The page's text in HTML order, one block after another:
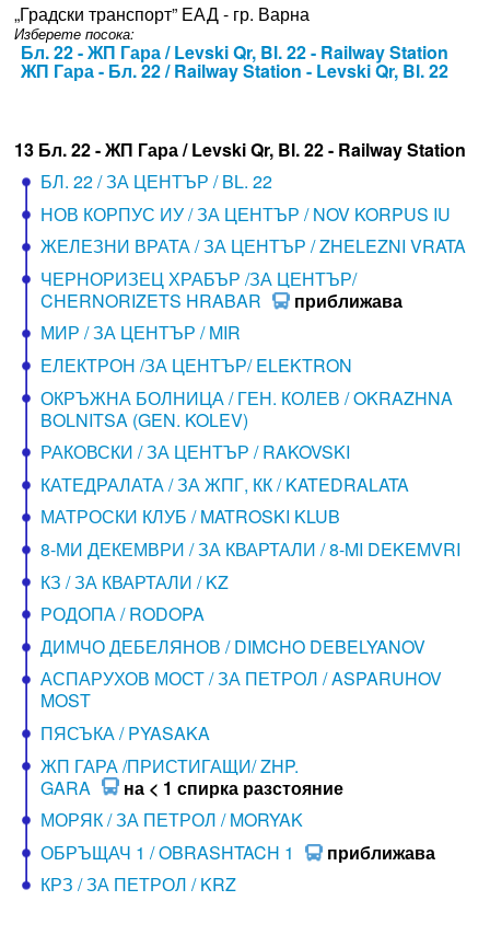
„Градски транспорт” ЕАД - гр. Варна
Изберете посока:
Бл. 22 - ЖП Гара / Levski Qr, Bl. 22 - Railway Station
ЖП Гара - Бл. 22 / Railway Station - Levski Qr, Bl. 22
13 Бл. 22 - ЖП Гара / Levski Qr, Bl. 22 - Railway Station
БЛ. 22 / ЗА ЦЕНТЪР / BL. 22
НОВ КОРПУС ИУ / ЗА ЦЕНТЪР / NOV KORPUS IU
ЖЕЛЕЗНИ ВРАТА / ЗА ЦЕНТЪР / ZHELEZNI VRATA
ЧЕРНОРИЗЕЦ ХРАБЪР /ЗА ЦЕНТЪР/
CHERNORIZETS HRABAR
приближава
МИР / ЗА ЦЕНТЪР / MIR
ЕЛЕКТРОН /ЗА ЦЕНТЪР/ ELEKTRON
ОКРЪЖНА БОЛНИЦА / ГЕН. КОЛЕВ / OKRAZHNA
BOLNITSA (GEN. KOLEV)
РАКОВСКИ / ЗА ЦЕНТЪР / RAKOVSKI
КАТЕДРАЛАТА / ЗА ЖПГ, КК / KATEDRALATA
МАТРОСКИ КЛУБ / MATROSKI KLUB
8-МИ ДЕКЕМВРИ / ЗА КВАРТАЛИ / 8-MI DEKEMVRI
КЗ / ЗА КВАРТАЛИ / KZ
РОДОПА / RODOPA
ДИМЧО ДЕБЕЛЯНОВ / DIMCHO DEBELYANOV
АСПАРУХОВ МОСТ / ЗА ПЕТРОЛ / ASPARUHOV
MOST
ПЯСЪКА / PYASAKA
ЖП ГАРА /ПРИСТИГАЩИ/ ZHP.
GARA
на < 1 спирка разстояние
МОРЯК / ЗА ПЕТРОЛ / MORYAK
ОБРЪЩАЧ 1 / OBRASHTACH 1
приближава
КРЗ / ЗА ПЕТРОЛ / KRZ